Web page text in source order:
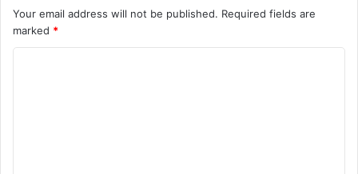
Your email address will not be published. Required fields are
marked *